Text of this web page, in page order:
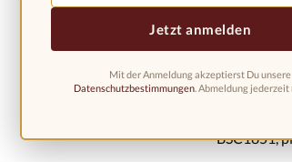
Bildergalerie überspringen
Jetzt anmelden
Mit der Anmeldung akzeptierst Du unsere
Datenschutzbestimmungen. Abmeldung jederzeit